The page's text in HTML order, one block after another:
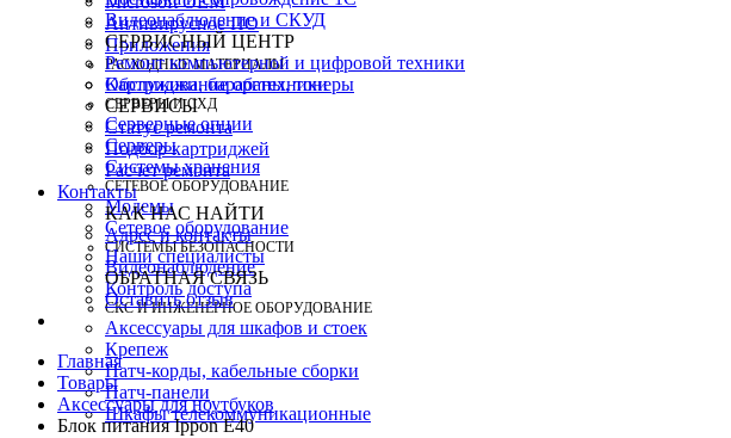
Антивирусное ПО
Приложения
РАСХОДНЫЕ МАТЕРИАЛЫ
Картриджи, барабаны, тонеры
СЕРВЕРЫ И СХД
Серверные опции
Серверы
Системы хранения
СЕТЕВОЕ ОБОРУДОВАНИЕ
Модемы
Сетевое оборудование
СИСТЕМЫ БЕЗОПАСНОСТИ
Видеонаблюдение
Контроль доступа
СКС И ИНЖЕНЕРНОЕ ОБОРУДОВАНИЕ
Аксессуары для шкафов и стоек
Крепеж
Патч-корды, кабельные сборки
Патч-панели
Шкафы телекоммуникационные
Видеонаблюдение и СКУД
СЕРВИСНЫЙ ЦЕНТР
Ремонт компьютерной и цифровой техники
Обслуживание оргтехники
СЕРВИСЫ
Статус ремонта
Подбор картриджей
Расчет ремонта
Контакты
КАК НАС НАЙТИ
Адрес и контакты
Наши специалисты
ОБРАТНАЯ СВЯЗЬ
Оставить отзыв
Главная
Товары
Аксессуары для ноутбуков
Блок питания Ippon E40